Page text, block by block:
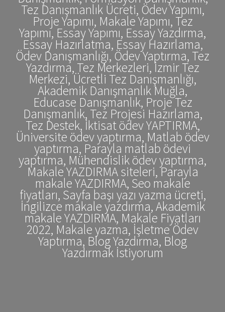
Tez Danışmanlık Ücreti, Ödev Yapımı,
Proje Yapımı, Makale Yapımı, Tez
Yapımı, Essay Yapımı, Essay Yazdırma,
Essay Hazırlatma, Essay Hazırlama,
Ödev Danışmanlığı, Ödev Yaptırma, Tez
Yazdırma, Tez Merkezleri, İzmir Tez
Merkezi, Ücretli Tez Danışmanlığı,
Akademik Danışmanlık Muğla,
Educase Danışmanlık, Proje Tez
Danışmanlık, Tez Projesi Hazırlama,
Tez Destek, İktisat ödev YAPTIRMA,
Üniversite ödev yaptırma, Matlab ödev
yaptırma, Parayla matlab ödevi
yaptırma, Mühendislik ödev yaptırma,
Makale YAZDIRMA siteleri, Parayla
makale YAZDIRMA, Seo makale
fiyatları, Sayfa başı yazı yazma ücreti,
İngilizce makale yazdırma, Akademik
makale YAZDIRMA, Makale Fiyatları
2022, Makale yazma, İşletme Ödev
Yaptırma, Blog Yazdırma, Blog
Yazdırmak İstiyorum